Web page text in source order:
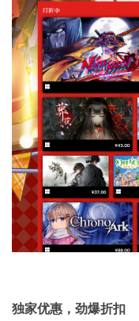
独家优惠，劲爆折扣